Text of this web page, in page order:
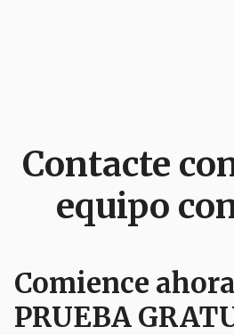
Contacte
equipo
Comience
PRUEBA